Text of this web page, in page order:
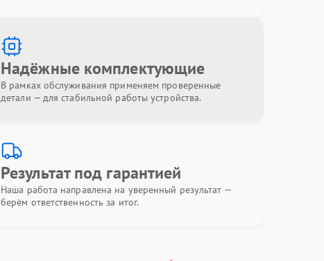
Надёжные комплектующие
В рамках обслуживания применяем проверенные
детали — для стабильной работы устройства.
Результат под гарантией
Наша работа направлена на уверенный результат —
берём ответственность за итог.